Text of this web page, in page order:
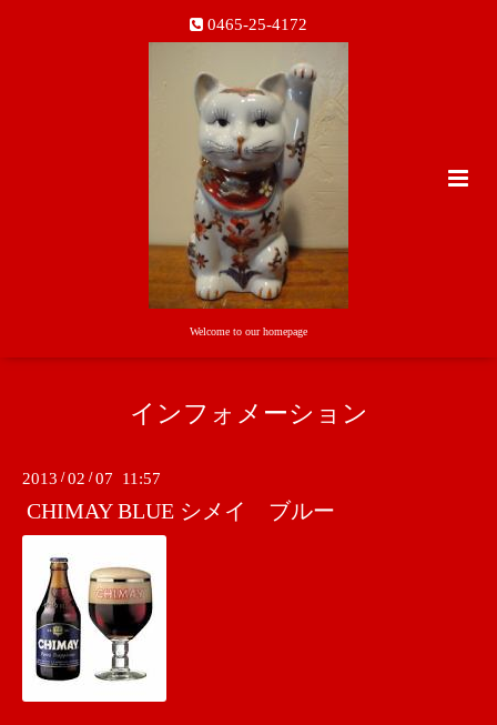
0465-25-4172
Welcome to our homepage
インフォメーション
2013 /02 /07 11:57
CHIMAY BLUE シメイ ブルー